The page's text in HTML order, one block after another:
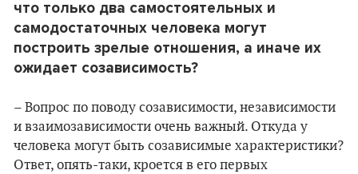
что только два самостоятельных и
самодостаточных человека могут
построить зрелые отношения, а иначе их
ожидает созависимость?
– Вопрос по поводу созависимости, независимости
и взаимозависимости очень важный. Откуда у
человека могут быть созависимые характеристики?
Ответ, опять-таки, кроется в его первых